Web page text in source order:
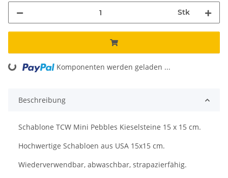
Stk
Loading... Komponenten werden geladen ...
Beschreibung
Schablone TCW Mini Pebbles Kieselsteine 15 x 15 cm.
Hochwertige Schabloen aus USA 15x15 cm.
Wiederverwendbar, abwaschbar, strapazierfähig.